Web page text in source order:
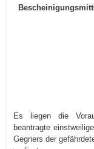
Es liegen die
beantragte
Gegners der